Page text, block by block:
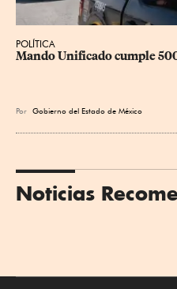
POLÍTICA
Mando Unificado cumple
Por Gobierno del Estado de México
Noticias